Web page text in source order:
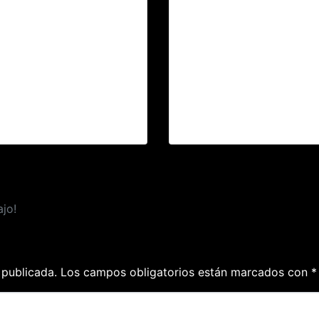
Los campos obligatorios están marcados con *